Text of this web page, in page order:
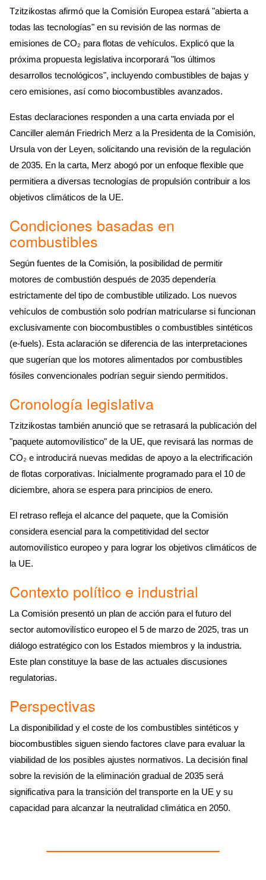
Tzitzikostas afirmó que la Comisión Europea estará "abierta a
todas las tecnologías" en su revisión de las normas de
emisiones de CO₂ para flotas de vehículos. Explicó que la
próxima propuesta legislativa incorporará "los últimos
desarrollos tecnológicos", incluyendo combustibles de bajas y
cero emisiones, así como biocombustibles avanzados.
Estas declaraciones responden a una carta enviada por el
Canciller alemán Friedrich Merz a la Presidenta de la Comisión,
Ursula von der Leyen, solicitando una revisión de la regulación
de 2035. En la carta, Merz abogó por un enfoque flexible que
permitiera a diversas tecnologías de propulsión contribuir a los
objetivos climáticos de la UE.
Condiciones basadas en
combustibles
Según fuentes de la Comisión, la posibilidad de permitir
motores de combustión después de 2035 dependería
estrictamente del tipo de combustible utilizado. Los nuevos
vehículos de combustión solo podrían matricularse si funcionan
exclusivamente con biocombustibles o combustibles sintéticos
(e-fuels). Esta aclaración se diferencia de las interpretaciones
que sugerían que los motores alimentados por combustibles
fósiles convencionales podrían seguir siendo permitidos.
Cronología legislativa
Tzitzikostas también anunció que se retrasará la publicación del
"paquete automovilístico" de la UE, que revisará las normas de
CO₂ e introducirá nuevas medidas de apoyo a la electrificación
de flotas corporativas. Inicialmente programado para el 10 de
diciembre, ahora se espera para principios de enero.
El retraso refleja el alcance del paquete, que la Comisión
considera esencial para la competitividad del sector
automovilístico europeo y para lograr los objetivos climáticos de
la UE.
Contexto político e industrial
La Comisión presentó un plan de acción para el futuro del
sector automovilístico europeo el 5 de marzo de 2025, tras un
diálogo estratégico con los Estados miembros y la industria.
Este plan constituye la base de las actuales discusiones
regulatorias.
Perspectivas
La disponibilidad y el coste de los combustibles sintéticos y
biocombustibles siguen siendo factores clave para evaluar la
viabilidad de los posibles ajustes normativos. La decisión final
sobre la revisión de la eliminación gradual de 2035 será
significativa para la transición del transporte en la UE y su
capacidad para alcanzar la neutralidad climática en 2050.